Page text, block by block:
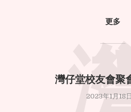
更多
灣仔堂校友會聚
2023年1月18日